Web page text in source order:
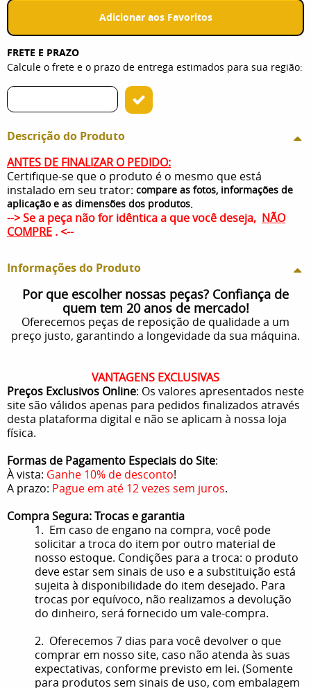
Adicionar aos Favoritos
FRETE E PRAZO
Calcule o frete e o prazo de entrega estimados para sua região:
Descrição do Produto
ANTES DE FINALIZAR O PEDIDO:
Certifique-se que o produto é o mesmo que está
instalado em seu trator: compare as fotos, informações de
aplicação e as dimensões dos produtos.
--> Se a peça não for idêntica a que você deseja, NÃO
COMPRE . <--
Informações do Produto
Por que escolher nossas peças? Confiança de
quem tem 20 anos de mercado!
Oferecemos peças de reposição de qualidade a um
preço justo, garantindo a longevidade da sua máquina.
VANTAGENS EXCLUSIVAS
Preços Exclusivos Online: Os valores apresentados neste
site são válidos apenas para pedidos finalizados através
desta plataforma digital e não se aplicam à nossa loja
física.
Formas de Pagamento Especiais do Site:
À vista: Ganhe 10% de desconto!
A prazo: Pague em até 12 vezes sem juros.
Compra Segura: Trocas e garantia
1. Em caso de engano na compra, você pode
solicitar a troca do item por outro material de
nosso estoque. Condições para a troca: o produto
deve estar sem sinais de uso e a substituição está
sujeita à disponibilidade do item desejado. Para
trocas por equívoco, não realizamos a devolução
do dinheiro, será fornecido um vale-compra.
2. Oferecemos 7 dias para você devolver o que
comprar em nosso site, caso não atenda às suas
expectativas, conforme previsto em lei. (Somente
para produtos sem sinais de uso, com embalagem